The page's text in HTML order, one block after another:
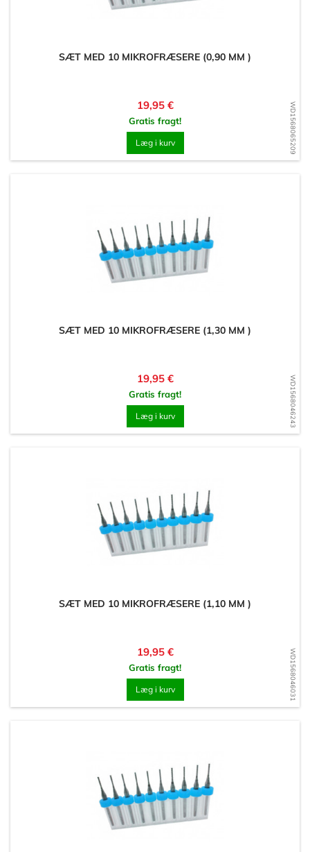
WD1568065209
SÆT MED 10 MIKROFRÆSERE (0,90 MM )
Pris
19,95 €
Gratis fragt!
Læg i kurv
WD1568046243
SÆT MED 10 MIKROFRÆSERE (1,30 MM )
Pris
19,95 €
Gratis fragt!
Læg i kurv
WD1568046031
SÆT MED 10 MIKROFRÆSERE (1,10 MM )
Pris
19,95 €
Gratis fragt!
Læg i kurv